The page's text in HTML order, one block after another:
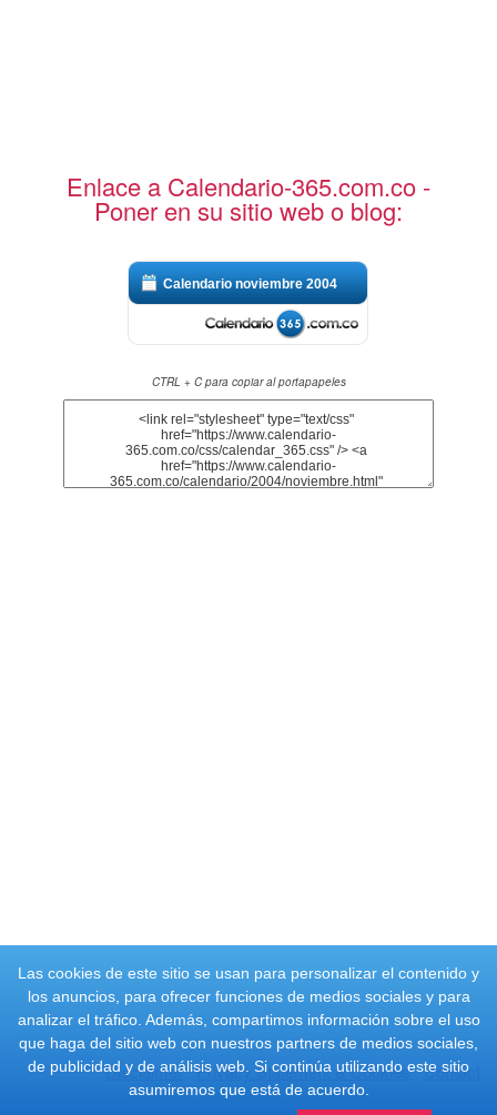
Las cookies de este sitio se usan para personalizar el contenido y
los anuncios, para ofrecer funciones de medios sociales y para
analizar el tráfico. Además, compartimos información sobre el uso
que haga del sitio web con nuestros partners de medios sociales,
de publicidad y de análisis web. Si continúa utilizando este sitio
asumiremos que está de acuerdo.
Enlace a Calendario-365.com.co -
Poner en su sitio web o blog:
Calendario noviembre 2004
CTRL + C para copiar al portapapeles
Disclaimer Privacy Statement & Cookies Contact